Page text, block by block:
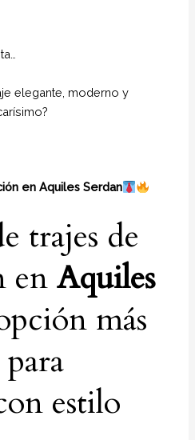
elegante, moderno y
en Aquiles Serdan
trajes de
enAquiles
más
estilo